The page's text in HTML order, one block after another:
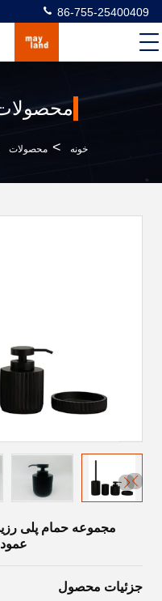
86-755-25400409
خونه > محصولات
مجموعه حمام پلی
جزئیات محصول